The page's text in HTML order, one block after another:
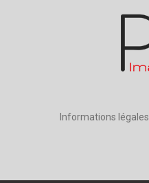
Informations légales